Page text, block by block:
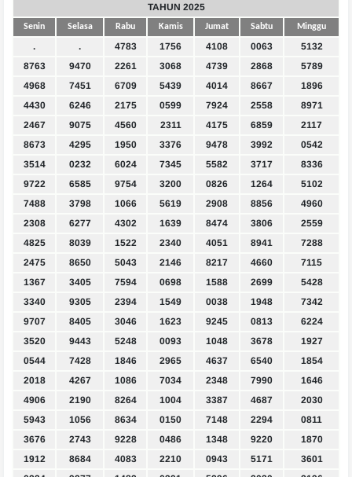
TAHUN 2025
Senin Selasa Rabu Kamis Jumat Sabtu Minggu
. . 4783 1756 4108 0063
5132
8763
9470 2261 3068 4739 2868
5789
4968
7451 6709 5439 4014 8667
1896
4430
6246 2175 0599 7924 2558
8971
2467
9075 4560 2311 4175 6859
2117
8673
4295 1950 3376 9478 3992
0542
3514
0232 6024 7345 5582 3717
8336
9722
6585 9754 3200 0826 1264
5102
7488
3798 1066 5619 2908 8856
4960
2308
6277 4302 1639 8474 3806
2559
4825
8039 1522 2340 4051 8941
7288
2475
8650 5043 2146 8217 4660
7115
1367
3405 7594 0698 1588 2699
5428
3340
9305 2394 1549 0038 1948
7342
9707
8405 3046 1623 9245 0813
6224
3520
9443 5248 0093 1048 3678
1927
0544
7428 1846 2965 4637 6540
1854
2018
4267 1086 7034 2348 7990
1646
4906
2190 8264 1004 3387 4687
2030
5943
1056 8634 0150 7148 2294
0811
3676
2743 9228 0486 1348 9220
1870
1912
8684 4083 2210 0943 5171
3601